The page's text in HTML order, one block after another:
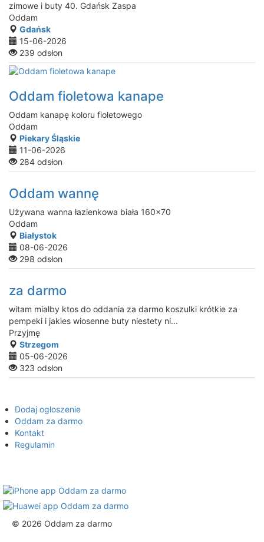
zimowe i buty 40. Gdańsk Zaspa
Oddam
Gdańsk
15-06-2026
239 odsłon
Oddam fioletowa kanape
Oddam kanapę koloru fioletowego
Oddam
Piekary Śląskie
11-06-2026
284 odsłon
Oddam wannę
Używana wanna łazienkowa biała 160x70
Oddam
Białystok
08-06-2026
298 odsłon
za darmo
witam mialby ktos do oddania za darmo koszulki krótkie za
pempeki i jakies wiosenne buty niestety ni...
Przyjmę
Strzegom
05-06-2026
323 odsłon
Dodaj ogłoszenie
Oddam za darmo
Kontakt
Regulamin
© 2026 Oddam za darmo